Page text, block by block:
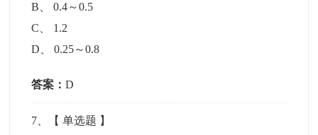
B 、0.4～0.5
C
1.2
D 、0.25～0.8
答案：D
7 、【单选题 】